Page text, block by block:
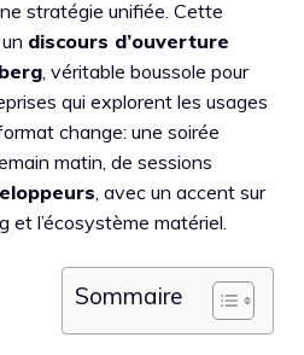
stratégie unifiée. Cette
discours d’ouverture
, véritable boussole pour
qui explorent les usages
change: une soirée
matin, de sessions
, avec un accent sur
et l’écosystème matériel.
Sommaire